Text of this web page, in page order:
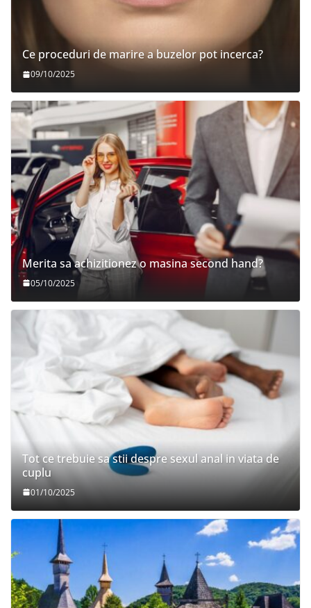
Ce proceduri de marire a buzelor pot incerca?
09/10/2025
Merita sa achizitionez o masina second hand?
05/10/2025
Tot ce trebuie sa stii despre sexul anal in viata de
cuplu
01/10/2025